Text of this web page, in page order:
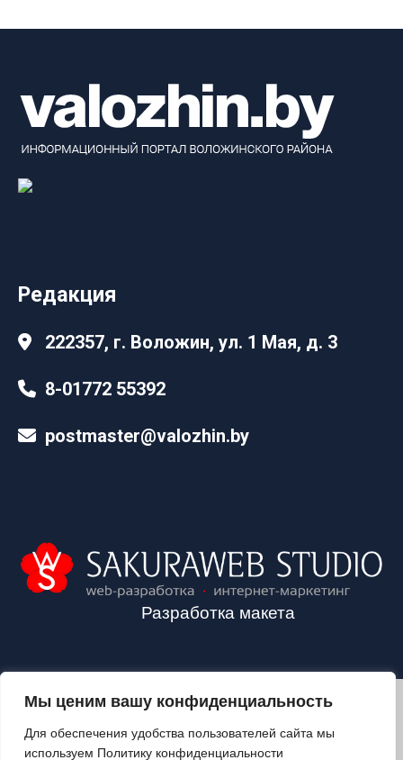
Мы ценим вашу конфиденциальность
Для обеспечения удобства пользователей сайта мы
используем Политику конфиденциальности
Редакция
222357, г. Воложин, ул. 1 Мая, д. 3
8-01772 55392
postmaster@valozhin.by
Разработка макета
2024©VALOZHIN.BY - НОВОСТИ ВОЛОЖИНСКОГО РАЙОНА